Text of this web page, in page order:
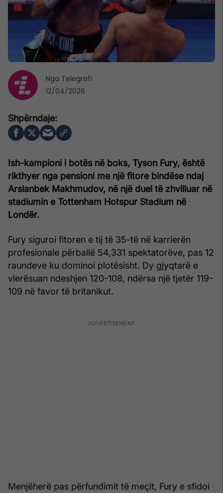
Ish-kampioni i botës në boks, Tyson Fury, është
rikthyer nga pensioni me një fitore bindëse ndaj
Arslanbek Makhmudov, në një duel të zhvilluar në
stadiumin e Tottenham Hotspur Stadium në
Londër.
Fury siguroi fitoren e tij të 35-të në karrierën
profesionale përballë 54,331 spektatorëve, pas 12
raundeve ku dominoi plotësisht. Dy gjyqtarë e
vlerësuan ndeshjen 120-108, ndërsa një tjetër 119-
109 në favor të britanikut.
Menjëherë pas përfundimit të meçit, Fury e sfidoi
Nga Telegrafi
12/04/2026